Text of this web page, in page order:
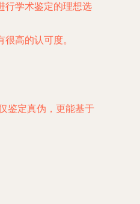
行学术鉴定的理想选
高的认可度。
鉴定真伪，更能基于